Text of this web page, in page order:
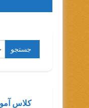
جستجو
برای:
کلاس